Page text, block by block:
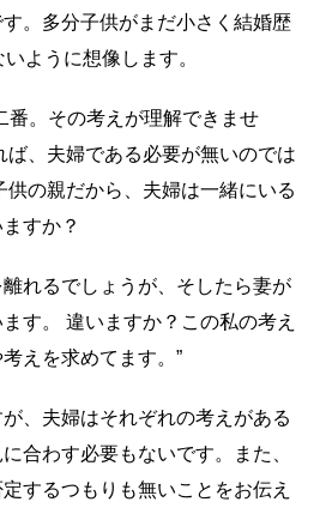
。多分子供がまだ小さく結婚歴
ように想像します。
番。その考えが理解できませ
ば、夫婦である必要が無いのでは
供の親だから、夫婦は一緒にいる
すか？
れるでしょうが、そしたら妻が
す。 違いますか？この私の考え
えを求めてます。”
、夫婦はそれぞれの考えがある
合わす必要もないです。また、
するつもりも無いことをお伝え